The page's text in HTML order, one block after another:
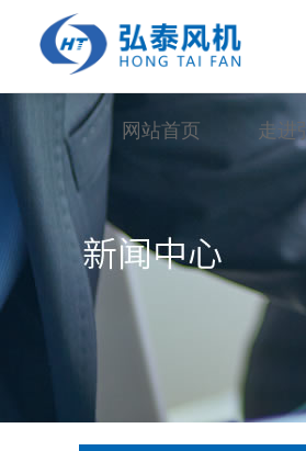
网站首页 走进
企业文化 玻璃钢风机
不锈钢风机
铁风机
铁风机